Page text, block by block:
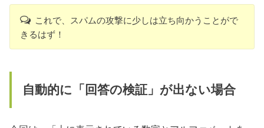
これで、スパムの攻撃に少しは立ち向かうことがで
きるはず！
自動的に「回答の検証」が出ない場合